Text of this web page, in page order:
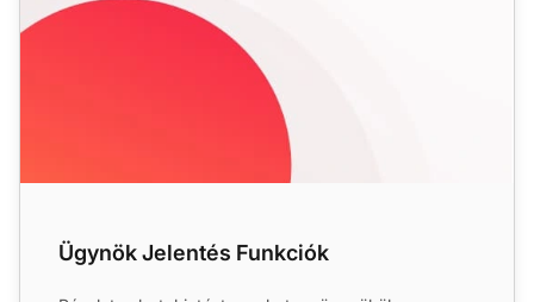
Ügynök Jelentés Funkciók